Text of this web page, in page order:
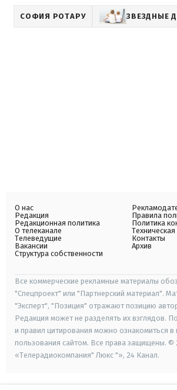
СОФИЯ РОТАРУ ЗВЕЗДНЫЕ
О нас
Редакция
Редакционная политика
О телеканале
Телеведущие
Вакансии
Структура собственности
Правила
Политика
Контакты
Архив
Все коммерческие рекламные материалы
"Спецпроект" или "Партнерский материал".
"Эксперт", "Позиция" отражают позицию
Редакция может не разделять их взглядов.
и правил цитирования можно ознакомиться в
пользования сайтом. Все права защищены.
«Телерадиокомпания" Люкс "», 24 Канал.